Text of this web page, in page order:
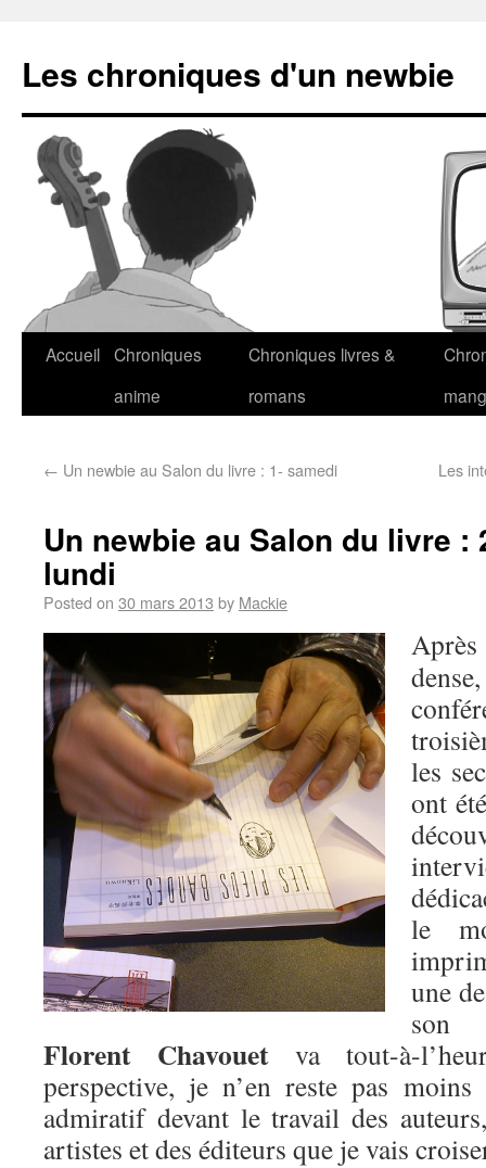
Les chroniques d'un newbie
Accueil Chroniques
anime
Chroniques livres &
romans
← Un newbie au Salon du livre : 1- samedi Les
Un newbie au Salon du livre :
lundi
Posted on 30 mars 2013 by Mackie
les
ont
le
une
son
Florent Chavouet va tout-à-
perspective, je n’en reste pas
admiratif devant le travail des
artistes et des éditeurs que je vais